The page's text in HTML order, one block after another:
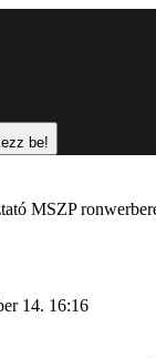
be!
MSZP
14. 16:16